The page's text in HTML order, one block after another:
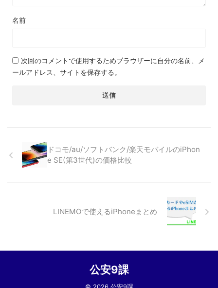
名前
次回のコメントで使用するためブラウザーに自分の名前、メ
ールアドレス、サイトを保存する。
ドコモ/au/ソフトバンク/楽天モバイルのiPhon
e SE(第3世代)の価格比較
LINEMOで使えるiPhoneまとめ
公安9課